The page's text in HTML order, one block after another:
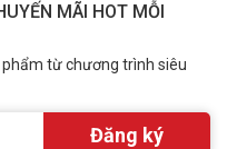
MÃI HOT MỖI
từ chương trình siêu